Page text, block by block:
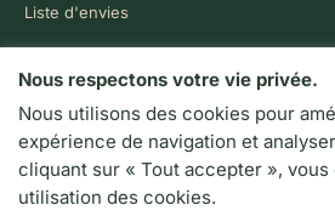
Liste d'envies
PAIEMENT 100% SÉCURISÉ
VISA MC CB
LIVRAISON RAPIDE
Colissimo · Chronopost
Nous respectons votre vie privée.
Nous utilisons des cookies pour
expérience de navigation et
cliquant sur « Tout accepter »,
utilisation des cookies.